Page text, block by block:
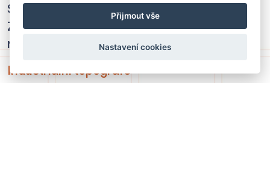
SWIERCZEKOVÁ, Lucie. Rodina Augusta
Zátky. České Budějovice: Jihočeské
muzeum, 2023. 263 s.
Industriální topografe
Přijmout vše
Nastavení cookies